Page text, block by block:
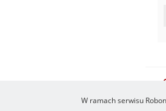
W ramach serwisu